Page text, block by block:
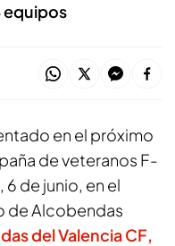
equipos
en el próximo
de veteranos F-
de junio, en el
de Alcobendas
del Valencia CF,